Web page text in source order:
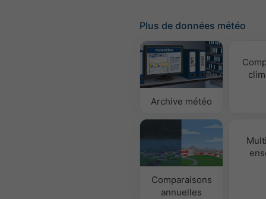
Plus de données météo
Archive météo
Comparaisons
annuelles